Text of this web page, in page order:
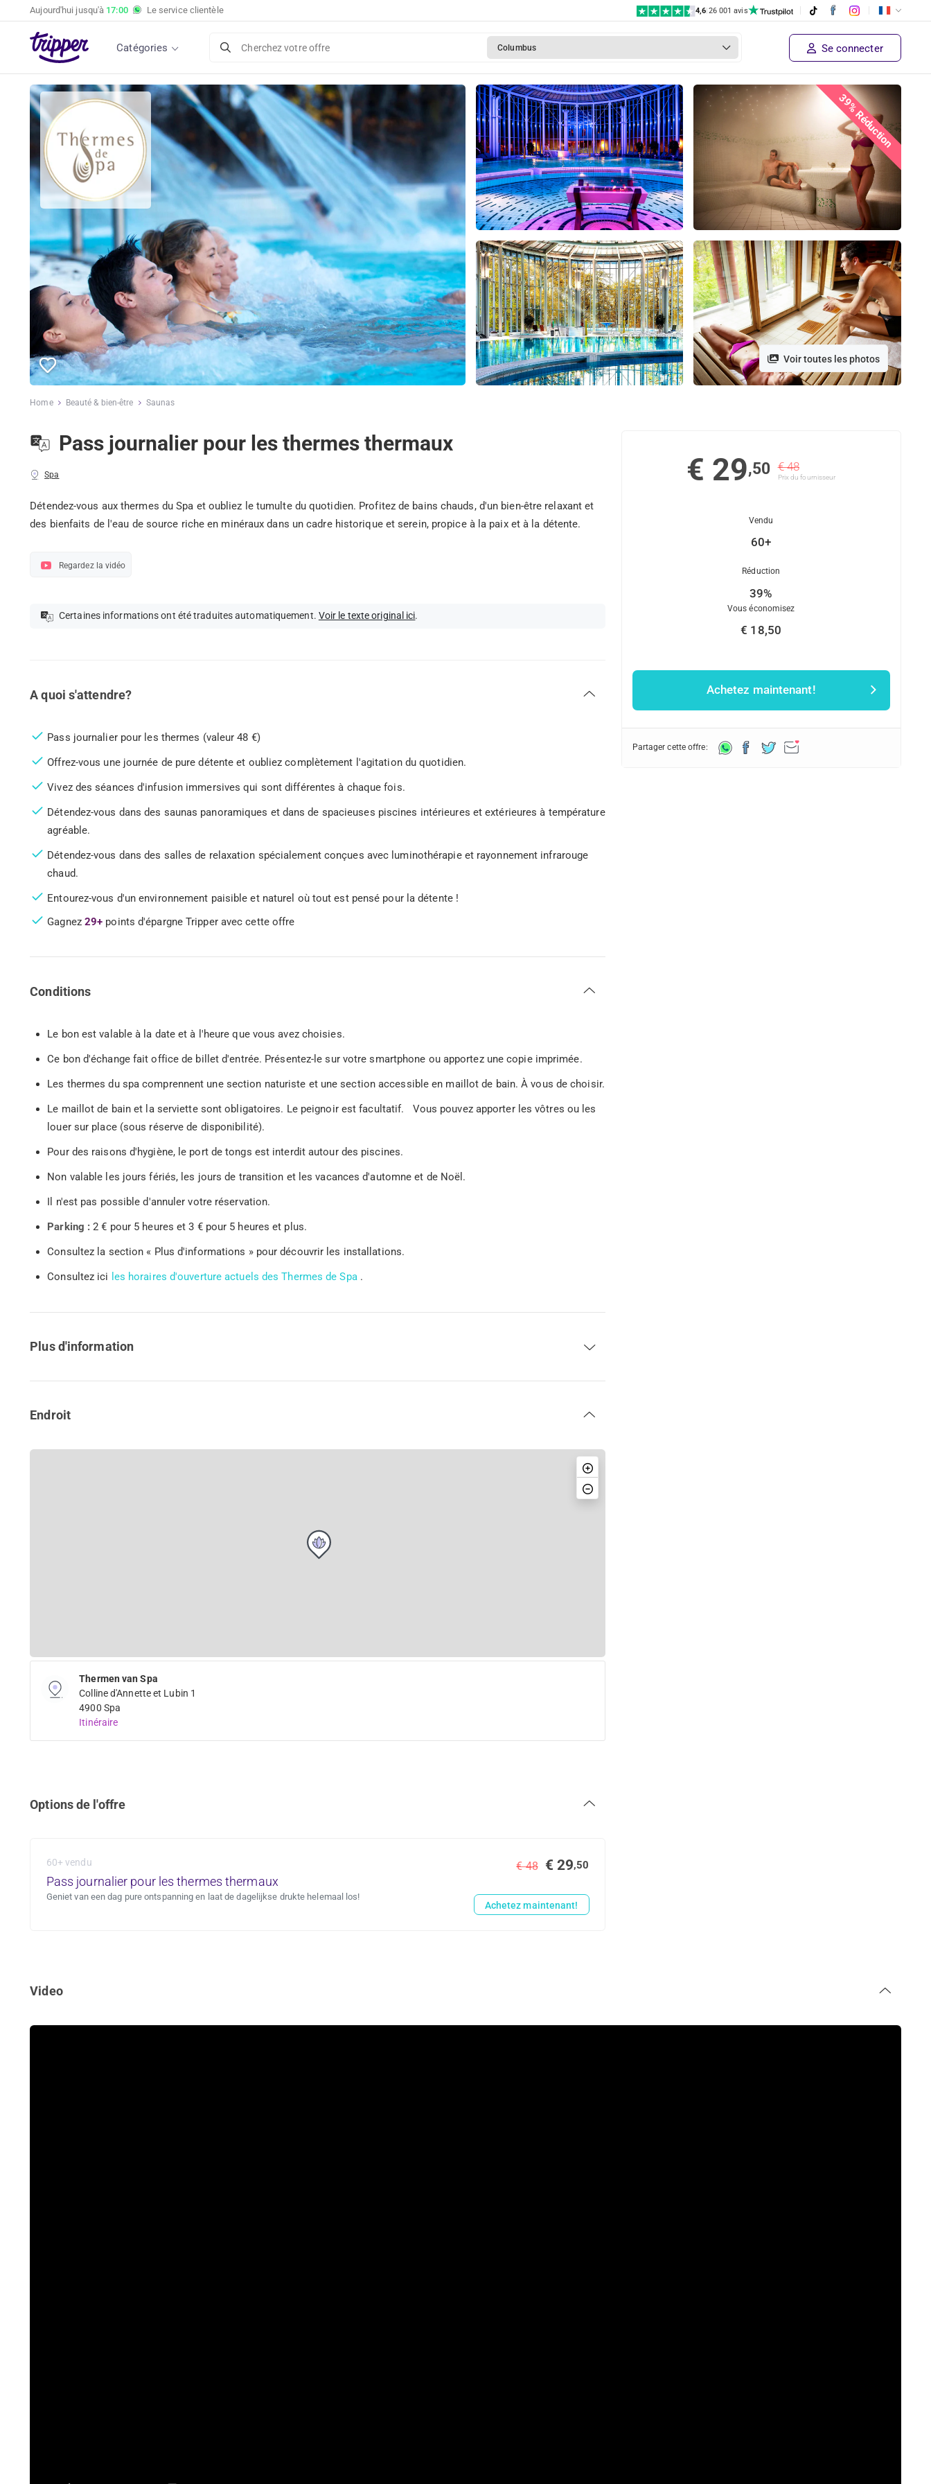
Aujourd'hui jusqu'à 17:00 Le service clientèle 4,6|26 001 avis
Catégories Cherchez votre offre Columbus Se connecter
39% Réduction
Voir toutes les photos
Home Beauté & bien-être Saunas
Pass journalier pour les thermes thermaux
Spa
Détendez-vous aux thermes du Spa et oubliez le tumulte du quotidien. Profitez de bains chauds, d'un bien-être relaxant et
des bienfaits de l'eau de source riche en minéraux dans un cadre historique et serein, propice à la paix et à la détente.
Regardez la vidéo
Certaines informations ont été traduites automatiquement. Voir le texte original ici.
A quoi s'attendre?
Pass journalier pour les thermes (valeur 48 €)
Offrez-vous une journée de pure détente et oubliez complètement l'agitation du quotidien.
Vivez des séances d'infusion immersives qui sont différentes à chaque fois.
Détendez-vous dans des saunas panoramiques et dans de spacieuses piscines intérieures et extérieures à température
agréable.
Détendez-vous dans des salles de relaxation spécialement conçues avec luminothérapie et rayonnement infrarouge
chaud.
Entourez-vous d'un environnement paisible et naturel où tout est pensé pour la détente !
Gagnez 29+ points d'épargne Tripper avec cette offre
Conditions
Le bon est valable à la date et à l'heure que vous avez choisies.
Ce bon d'échange fait office de billet d'entrée. Présentez-le sur votre smartphone ou apportez une copie imprimée.
Les thermes du spa comprennent une section naturiste et une section accessible en maillot de bain. À vous de choisir.
Le maillot de bain et la serviette sont obligatoires. Le peignoir est facultatif.
Vous pouvez apporter les vôtres ou les
louer sur place (sous réserve de disponibilité).
Pour des raisons d'hygiène, le port de tongs est interdit autour des piscines.
Non valable les jours fériés, les jours de transition et les vacances d'automne et de Noël.
Il n'est pas possible d'annuler votre réservation.
Parking : 2 € pour 5 heures et 3 € pour 5 heures et plus.
Consultez la section « Plus d'informations » pour découvrir les installations.
Consultez ici les horaires d'ouverture actuels des Thermes de Spa.
Plus d'information
Endroit
Thermen van Spa
Colline d'Annette et Lubin 1
4900 Spa
Itinéraire
Options de l'offre
60+ vendu
Pass journalier pour les thermes thermaux
Geniet van een dag pure ontspanning en laat de dagelijkse drukte helemaal los!
€ 48 € 29,50
Achetez maintenant!
€ 29,50 € 48
Prix ​​du fournisseur
Vendu
60+
Réduction
39%
Vous économisez
€ 18,50
Achetez maintenant!
Partager cette offre:
Video